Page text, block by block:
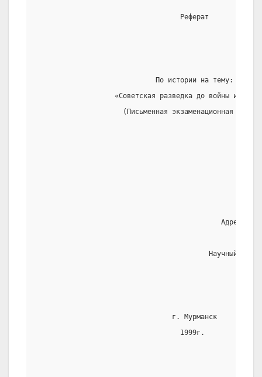
                                   Реферат
                             По истории на тему:
«Советская разведка до войны и в
(Письменная экзаменационная
Научный
                                 г. Мурманск
                                   1999г.